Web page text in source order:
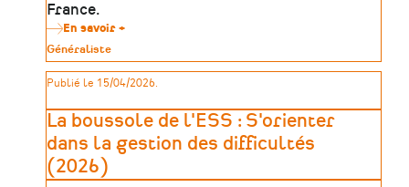
France.
En savoir +
des
associations
Type
de
patrimoine
Généraliste
Publié le 15/04/2026.
La boussole de l'ESS : S'orienter
dans la gestion des difficultés
(2026)